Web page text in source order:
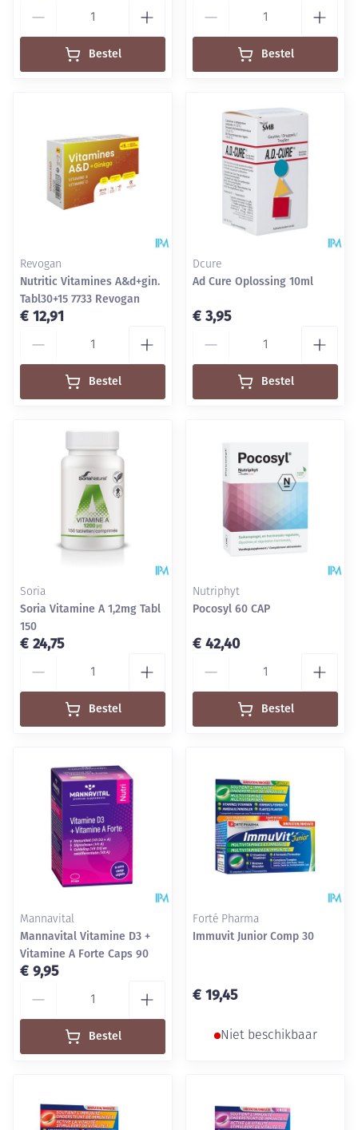
Bestel Bestel
Revogan
Nutritic Vitamines A&d+gin.
Tabl30+15 7733 Revogan
€ 12,91
Bestel
Dcure
Ad Cure Oplossing 10ml
€ 3,95
Bestel
Soria
Soria Vitamine A 1,2mg Tabl
150
€ 24,75
Bestel
Nutriphyt
Pocosyl 60 CAP
€ 42,40
Bestel
Mannavital
Mannavital Vitamine D3 +
Vitamine A Forte Caps 90
€ 9,95
Bestel
Forté Pharma
Immuvit Junior Comp 30
€ 19,45
Niet beschikbaar